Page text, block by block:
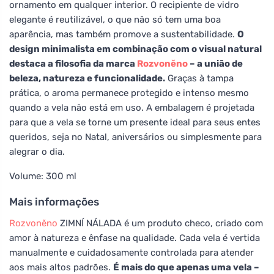
ornamento em qualquer interior. O recipiente de vidro
elegante é reutilizável, o que não só tem uma boa
aparência, mas também promove a sustentabilidade. O
design minimalista em combinação com o visual natural
destaca a filosofia da marca Rozvoněno– a união de
beleza, natureza e funcionalidade. Graças à tampa
prática, o aroma permanece protegido e intenso mesmo
quando a vela não está em uso. A embalagem é projetada
para que a vela se torne um presente ideal para seus entes
queridos, seja no Natal, aniversários ou simplesmente para
alegrar o dia.
Volume: 300 ml
Mais informações
Rozvoněno ZIMNÍ NÁLADA é um produto checo, criado com
amor à natureza e ênfase na qualidade. Cada vela é vertida
manualmente e cuidadosamente controlada para atender
aos mais altos padrões. É mais do que apenas uma vela –